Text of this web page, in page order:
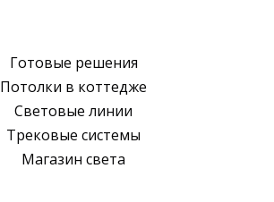
Готовые решения
Потолки в коттедже
Световые линии
Трековые системы
Магазин света